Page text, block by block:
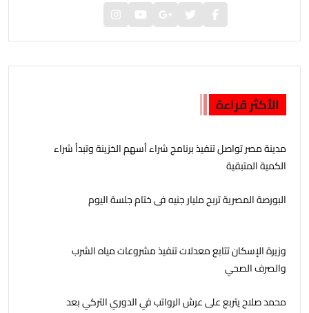
الأكثر قراءة
مدينة مصر تواصل تنفيذ برنامج شراء أسهم الخزينة وتبدأ شراء
الكمية المتبقية
البورصة المصرية تربح مليار جنيه فى ختام جلسة اليوم
وزيرة الإسكان تتابع معدلات تنفيذ مشروعات مياه الشرب
والصرف الصحي
محمد صلاح يتربع على عرش الرواتب في الدوري التركي بعد